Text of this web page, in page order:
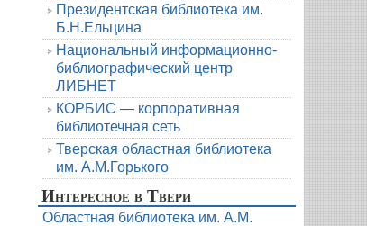
Президентская библиотека им.
Б.Н.Ельцина
Национальный информационно-
библиографический центр
ЛИБНЕТ
КОРБИС — корпоративная
библиотечная сеть
Тверская областная библиотека
им. А.М.Горького
Интересное в Твери
Областная библиотека им. А.М.